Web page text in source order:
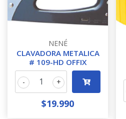
NENÉ
CLAVADORA METALICA
# 109-HD OFFIX
+
-
$19.990